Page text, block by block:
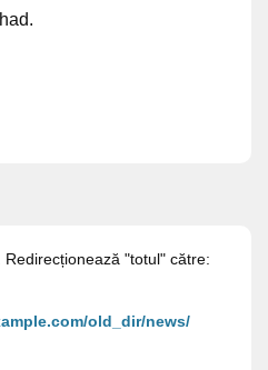
"totul" către:
old_dir/news/